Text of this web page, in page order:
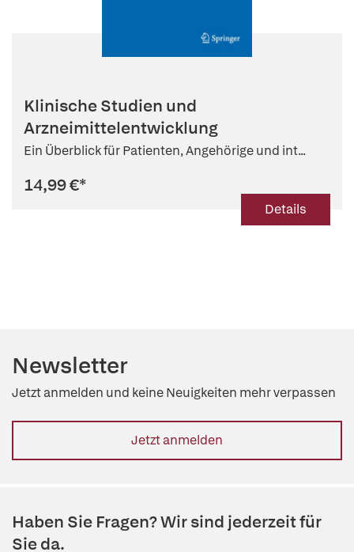
Klinische Studien und
Arzneimittelentwicklung
Ein Überblick für Patienten, Angehörige und int...
14,99 €*
Details
Newsletter
Jetzt anmelden und keine Neuigkeiten mehr verpassen
Jetzt anmelden
Haben Sie Fragen? Wir sind jederzeit für
Sie da.